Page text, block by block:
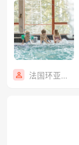
法国环亚旅游